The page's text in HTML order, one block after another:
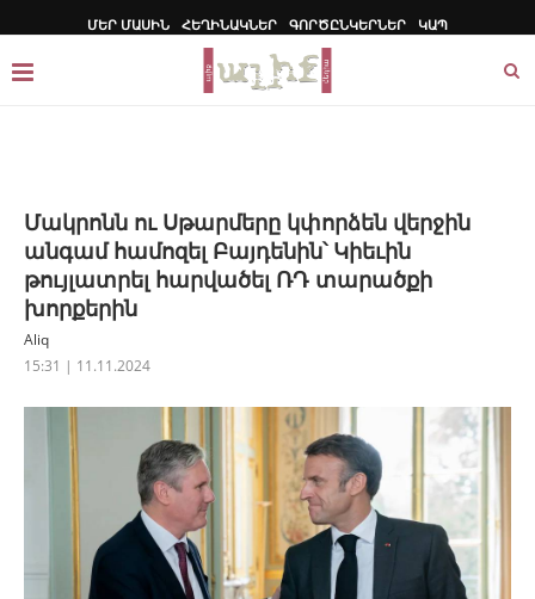
ՄԵՐ ՄԱՍԻՆ ՀԵՂԻՆԱԿՆԵՐ ԳՈՐԾԸՆԿԵՐՆԵՐ ԿԱՊ
Մակրոնն ու Սթարմերը կփորձեն վերջին
անգամ համոզել Բայդենին՝ Կիեւին
թույլատրել հարվածել ՌԴ տարածքի
խորքերին
Aliq
15:31 | 11.11.2024